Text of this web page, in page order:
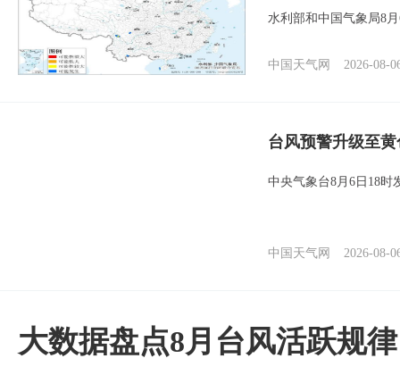
水利部和中国气象局8
中国天气网 2026-08-
台风预警升级至
中央气象台8月6日18时
中国天气网 2026-08-
大数据盘点8月台风活跃规律